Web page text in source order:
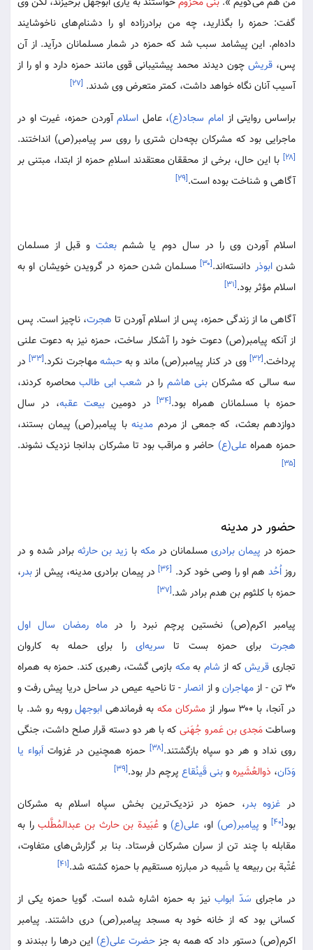
گفت: حمزه را بگذارید، چه من برادرزاده او را دشنام‌های ناخوشایند
داده‌ام. این پیشامد سبب شد که حمزه در شمار مسلمانان درآید. از آن
پس،قریش چون دیدند محمد پیشتیبانی قوی مانند حمزه دارد و او را از
آسیب آنان نگاه خواهد داشت، کمتر متعرض وی شدند. [۲۷]
براساس روایتی از امام سجاد(ع)، عامل اسلامآوردن حمزه، غیرت او در
ماجرایی بود که مشرکان بچه‌دان شتری را روی سر پیامبر(ص) انداختند.
[۲۸]
با این حال، برخی از محققان معتقدند اسلامِ حمزه از ابتدا، مبتنی بر
آگاهی و شناخت بوده است.[۲۹]
اسلام آوردن وی را در سال دوم یا ششم بعثتو قبل از مسلمان
شدنابوذر دانسته‌اند.[۳۰]
مسلمان شدن حمزه در گرویدن خویشان او به
اسلام مؤثر بود.[۳۱]
آگاهی ما از زندگی حمزه، پس از اسلام آوردن تا هجرت، ناچیز است. پس
از آنکه پیامبر(ص) دعوت خود را آشکار ساخت، حمزه نیز به دعوت علنی
پرداخت.[۳۲] وی در کنار پیامبر(ص) ماند و بهحبشهمهاجرت نکرد.[۳۳]
در
سه سالی که مشرکان بنی هاشم را در شعب ابی طالب محاصره کردند،
حمزه با مسلمانان همراه بود.[۳۴] در دومینبیعت عقبه، در سال
دوازدهم بعثت، که جمعی از مردم مدینه با پیامبر(ص) پیمان بستند،
حمزه همراهعلی(ع) حاضر و مراقب بود تا مشرکان بدانجا نزدیک نشوند.
[۳۵]
حضور در مدینه
حمزه در پیمان برادری مسلمانان درمکه با زید بن حارثهبرادر شده و در
روزاُحُد هم او را وصی خود کرد. [۳۶] در پیمان برادری مدینه، پیش ازبدر،
حمزه با کلثوم بن هدم برادر شد.[۳۷]
پیامبر اکرم(ص) نخستین پرچم نبرد را درماه رمضان سال اول
هجرت برای حمزه بست تا سریه‌ای را برای حمله به کاروان
تجاری قریشکه از شام بهمکه بازمی گشت، رهبری کند. حمزه به همراه
۳۰ تن - از
مهاجرانو از انصار- تا ناحیه عیص در ساحل دریا پیش رفت و
در آنجا، با ۳۰۰ سوار از
مشرکان مکهبه فرماندهی ابوجهلروبه رو شد. با
وساطتمَجدی بن عَمرو جُهَنیکه با هر دو دسته قرار صلح داشت، جنگی
روی نداد و هر دو سپاه بازگشتند.[۳۸] حمزه همچنین در غزوات اَبواء یا
وَدّان، ذوالعُشَیرهوبنی قَینُقاع پرچم دار بود.[۳۹]
در غزوه بدر، حمزه در نزدیک‌ترین بخش سپاه اسلام به مشرکان
بود[۴۰] و پیامبر(ص) او، علی(ع) و عُبَیدة بن حارث بن عبدالمُطَّلبرا به
مقابله با چند تن از سران مشرکان فرستاد. بنا بر گزارش‌های متفاوت،
عُتْبة بن ربیعه یا شَیبه در مبارزه مستقیم با حمزه کشته شد.[۴۱]
در ماجرای سَدّ ابوابنیز به حمزه اشاره شده است. گویا حمزه یکی از
کسانی بود که از خانه خود به مسجد پیامبر(ص) دری داشتند. پیامبر
اکرم(ص) دستور داد که همه به جز حضرت علی(ع) این درها را ببندند و